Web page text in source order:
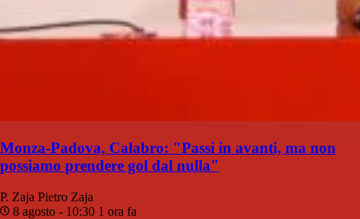
Monza-Padova, Calabro: "Passi in avanti, ma non
possiamo prendere gol dal nulla"
P. Zaja Pietro Zaja
8 agosto - 10:30 1 ora fa